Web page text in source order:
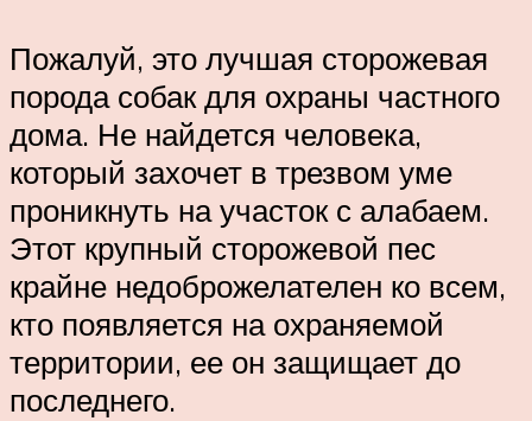
Пожалуй, это лучшая сторожевая
порода собак для охраны частного
дома. Не найдется человека,
который захочет в трезвом уме
проникнуть на участок с алабаем.
Этот крупный сторожевой пес
крайне недоброжелателен ко всем,
кто появляется на охраняемой
территории, ее он защищает до
последнего.